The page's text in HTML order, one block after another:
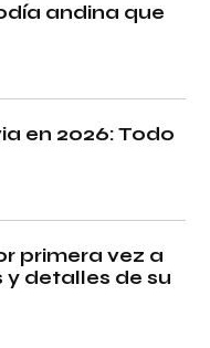
andina que
en 2026: Todo
primera vez a
y detalles de su